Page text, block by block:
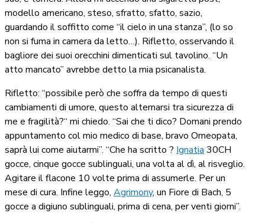
modello americano, steso, sfratto, sfatto, sazio,
guardando il soffitto come “il cielo in una stanza”, (lo so
non si fuma in camera da letto…). Rifletto, osservando il
bagliore dei suoi orecchini dimenticati sul tavolino. “Un
atto mancato” avrebbe detto la mia psicanalista.
Rifletto: “possibile però che soffra da tempo di questi
cambiamenti di umore, questo alternarsi tra sicurezza di
me e fragilità?“ mi chiedo. “Sai che ti dico? Domani prendo
appuntamento col mio medico di base, bravo Omeopata,
saprà lui come aiutarmi”. “Che ha scritto ? Ignatia 30CH
gocce, cinque gocce sublinguali, una volta al dì, al risveglio.
Agitare il flacone 10 volte prima di assumerle. Per un
mese di cura. Infine leggo, Agrimony, un Fiore di Bach, 5
gocce a digiuno sublinguali, prima di cena, per venti giorni”.